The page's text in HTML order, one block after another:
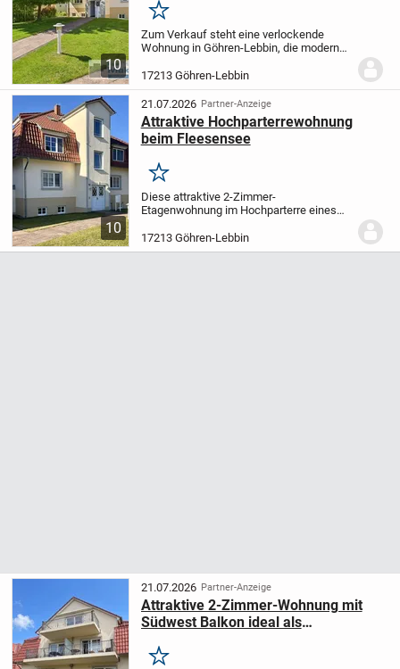
10
RuheMerken
Zum Verkauf steht eine verlockende
Wohnung in Göhren-Lebbin, die modernen
Urlaubsregionen Mecklenburgs verbindet.
Diese ansprechende Immobilie wurde im
Jahr 2000...
17213 Göhren-Lebbin
10
21.07.2026 Partner-Anzeige
Attraktive Hochparterrewohnung
beim Fleesensee
Merken
Diese attraktive 2-Zimmer-
Etagenwohnung im Hochparterre eines
2000 überzeugt durch eine angenehme
Wohnatmosphäre, eine durchdachte
17213 Göhren-Lebbin
21.07.2026 Partner-Anzeige
Attraktive 2-Zimmer-Wohnung mit
Südwest Balkon ideal als
Merken